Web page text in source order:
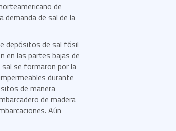
de
demanda de sal de la
depósitos de sal fósil
en las partes bajas de
se formaron por la
durante
de manera
de madera
Aún